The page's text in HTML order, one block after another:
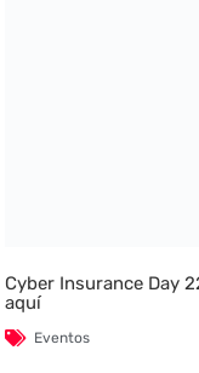
Cyber Insurance Day
aquí
Eventos